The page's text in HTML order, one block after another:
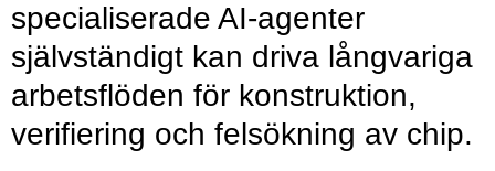
specialiserade AI-agenter
självständigt kan driva långvariga
arbetsflöden för konstruktion,
verifiering och felsökning av chip.